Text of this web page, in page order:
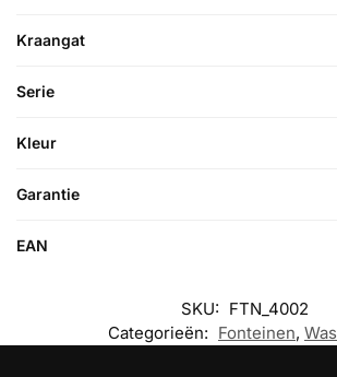
Kraangat
Serie
Kleur
Garantie
EAN
SKU: FTN_4002
Categorieën: Fonteinen,